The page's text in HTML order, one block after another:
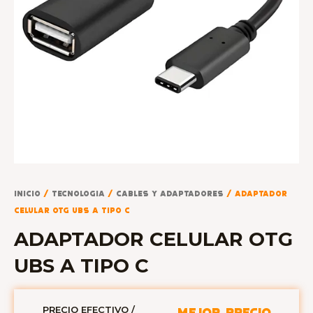
Inicio / TECNOLOGIA / CABLES Y ADAPTADORES / ADAPTADOR
CELULAR OTG UBS A TIPO C
ADAPTADOR CELULAR OTG
UBS A TIPO C
PRECIO EFECTIVO /